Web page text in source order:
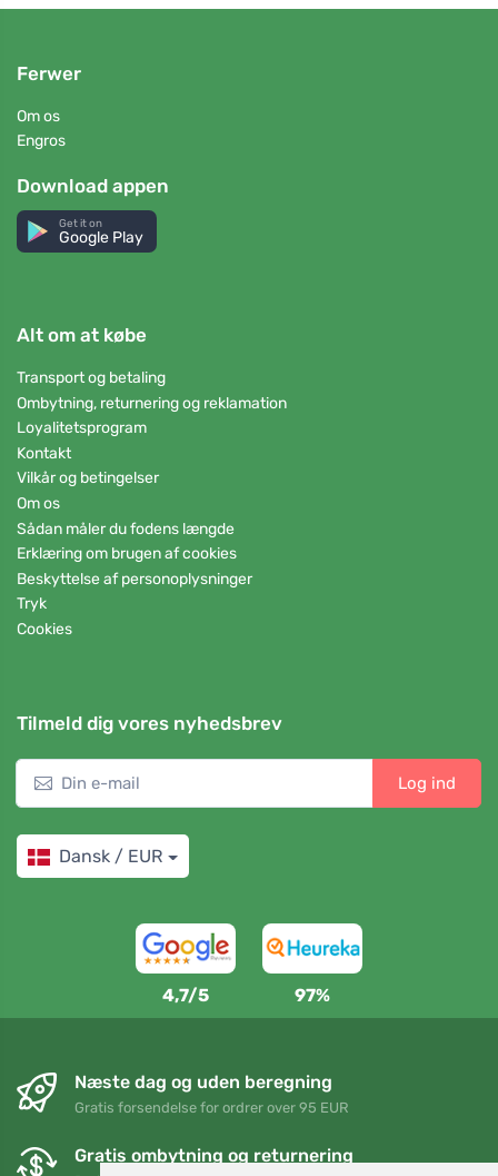
Ferwer
Om os
Engros
Download appen
Get it on
Google Play
Alt om at købe
Transport og betaling
Ombytning, returnering og reklamation
Loyalitetsprogram
Kontakt
Vilkår og betingelser
Om os
Sådan måler du fodens længde
Erklæring om brugen af cookies
Beskyttelse af personoplysninger
Tryk
Cookies
Tilmeld dig vores nyhedsbrev
Log ind
Dansk / EUR
4,7/5 97%
Næste dag og uden beregning
Gratis forsendelse for ordrer over 95 EUR
Gratis ombytning og returnering